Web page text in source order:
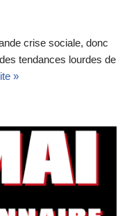
crise sociale, donc
tendances lourdes de
»